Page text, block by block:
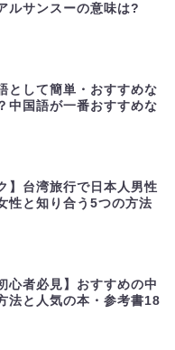
ルサンスーの意味は?
として簡単・おすすめな
中国語が一番おすすめな
】台湾旅行で日本人男性
性と知り合う5つの方法
心者必見】おすすめの中
法と人気の本・参考書18